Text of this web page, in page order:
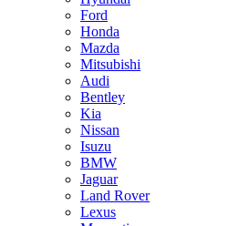
Ford
Honda
Mazda
Mitsubishi
Audi
Bentley
Kia
Nissan
Isuzu
BMW
Jaguar
Land Rover
Lexus